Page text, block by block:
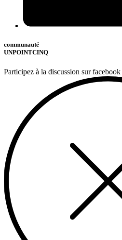
communauté
UNPOINTCINQ
Participez à la discussion sur facebook